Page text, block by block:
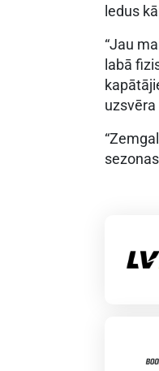
ledus
“Jau
labā